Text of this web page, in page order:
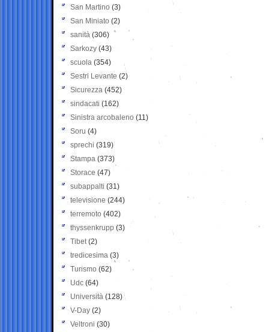
San Martino (3)
San Miniato (2)
sanità (306)
Sarkozy (43)
scuola (354)
Sestri Levante (2)
Sicurezza (452)
sindacati (162)
Sinistra arcobaleno (11)
Soru (4)
sprechi (319)
Stampa (373)
Storace (47)
subappalti (31)
televisione(244)
terremoto (402)
thyssenkrupp (3)
Tibet(2)
tredicesima (3)
Turismo (62)
Udc (64)
Università (128)
V-Day (2)
Veltroni (30)